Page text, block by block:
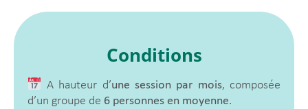
Conditions
A hauteur d’une session par mois, composée
d’un groupe de 6 personnes en moyenne.